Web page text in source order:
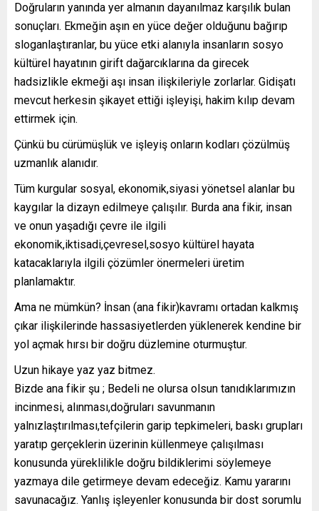
Doğruların yanında yer almanın dayanılmaz karşılık bulan
sonuçları. Ekmeğin aşın en yüce değer olduğunu bağırıp
sloganlaştıranlar, bu yüce etki alanıyla insanların sosyo
kültürel hayatının girift dağarcıklarına da girecek
hadsizlikle ekmeği aşı insan ilişkileriyle zorlarlar. Gidişatı
mevcut herkesin şikayet ettiği işleyişi, hakim kılıp devam
ettirmek için.
Çünkü bu cürümüşlük ve işleyiş onların kodları çözülmüş
uzmanlık alanıdır.
Tüm kurgular sosyal, ekonomik,siyasi yönetsel alanlar bu
kaygılar la dizayn edilmeye çalışılır. Burda ana fikir, insan
ve onun yaşadığı çevre ile ilgili
ekonomik,iktisadi,çevresel,sosyo kültürel hayata
katacaklarıyla ilgili çözümler önermeleri üretim
planlamaktır.
Ama ne mümkün? İnsan (ana fikir)kavramı ortadan kalkmış
çıkar ilişkilerinde hassasiyetlerden yüklenerek kendine bir
yol açmak hırsı bir doğru düzlemine oturmuştur.
Uzun hikaye yaz yaz bitmez.
Bizde ana fikir şu ; Bedeli ne olursa olsun tanıdıklarımızın
incinmesi, alınması,doğruları savunmanın
yalnızlaştırılması,tefçilerin garip tepkimeleri, baskı grupları
yaratıp gerçeklerin üzerinin küllenmeye çalışılması
konusunda yüreklilikle doğru bildiklerimi söylemeye
yazmaya dile getirmeye devam edeceğiz. Kamu yararını
savunacağız. Yanlış işleyenler konusunda bir dost sorumlu